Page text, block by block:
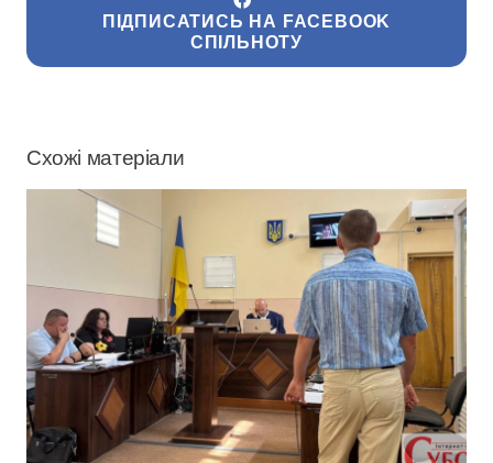
ПІДПИСАТИСЬ НА FACEBOOK
СПІЛЬНОТУ
Схожі матеріали